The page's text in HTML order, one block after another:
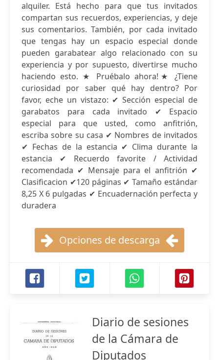
alquiler. Está hecho para que tus invitados
compartan sus recuerdos, experiencias, y deje
sus comentarios. También, por cada invitado
que tengas hay un espacio especial donde
pueden garabatear algo relacionado con su
experiencia y por supuesto, divertirse mucho
haciendo esto. ★ Pruébalo ahora!★ ¿Tiene
curiosidad por saber qué hay dentro? Por
favor, eche un vistazo: ✔ Sección especial de
garabatos para cada invitado ✔ Espacio
especial para que usted, como anfitrión,
escriba sobre su casa ✔ Nombres de invitados
✔ Fechas de la estancia ✔ Clima durante la
estancia ✔ Recuerdo favorite / Actividad
recomendada ✔ Mensaje para el anfitrión ✔
Clasificacion ✔120 páginas ✔ Tamaño estándar
8,25 X 6 pulgadas ✔ Encuadernación perfecta y
duradera
Opciones de descarga
Diario de sesiones
de la Cámara de
Diputados